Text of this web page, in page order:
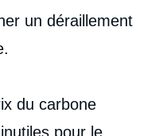
un déraillement
du carbone
pour le